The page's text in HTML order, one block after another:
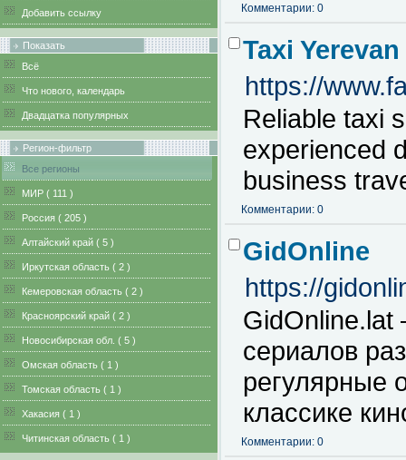
Добавить ссылку
Показать
Всё
Что нового, календарь
Двадцатка популярных
Регион-фильтр
Все регионы
MИР ( 111 )
Pоссия ( 205 )
Алтайский край ( 5 )
Иркутская область ( 2 )
Кемеровская область ( 2 )
Красноярский край ( 2 )
Новосибирская обл. ( 5 )
Омская область ( 1 )
Томская область ( 1 )
Хакасия ( 1 )
Читинская область ( 1 )
Комментарии: 0
Taxi
https://
Reliable taxi
experienced
business
Комментарии: 0
GidOnline
https://
сериалов
регулярные
классике
Комментарии: 0